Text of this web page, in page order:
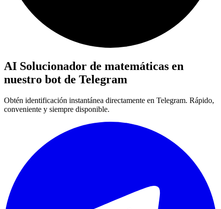
AI Solucionador de matemáticas en
nuestro bot de Telegram
Obtén identificación instantánea directamente en Telegram. Rápido,
conveniente y siempre disponible.